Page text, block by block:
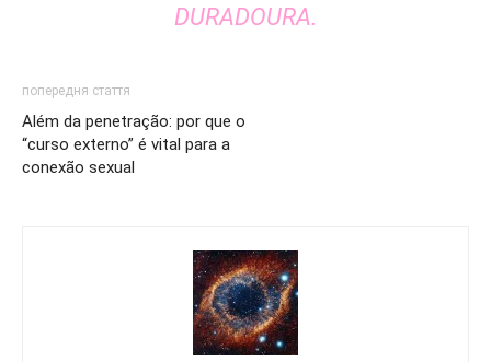
DURADOURA.
попередня стаття
Além da penetração: por que o
“curso externo” é vital para a
conexão sexual